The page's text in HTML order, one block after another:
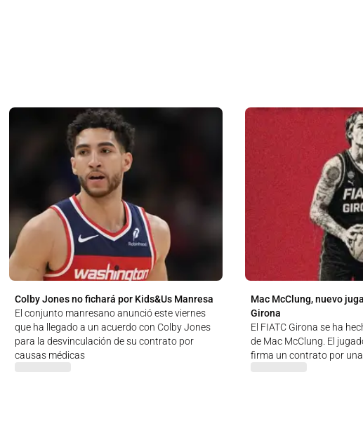
Colby Jones no fichará por Kids&Us Manresa
El conjunto manresano anunció este viernes
que ha llegado a un acuerdo con Colby Jones
para la desvinculación de su contrato por
causas médicas
Mac McClung, nuevo
Girona
El FIATC Girona se ha
de Mac McClung. El
firma un contrato por